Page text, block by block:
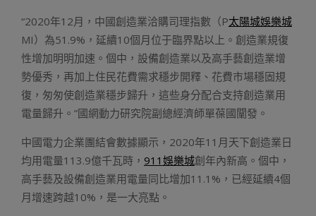
“2020年12月，中國創造業洽購司理指數（P太陽城娛樂城
MI）為51.9%，延續10個月位于臨界點以上。創造業規復
性增加明明加速。個中，設備創造業以及高手藝創造業增
勢優秀，再加上住民花費需求穩步開釋、花費市場穩固規
復，匆匆使創造業穩步歸升，這些身分配合支持創造業用
電量歸升。”國網動力研究院副總經濟師單葆國闡發。
中國電力企業團結會數據顯示，2020年11月天下創造業日
均用電量113.9億千瓦時， 911娛樂城創年內新高。個中，
高手藝及設備創造業用電量同比增加11.1%，已經延續4個
月增速跨越10%，是一大亮點。